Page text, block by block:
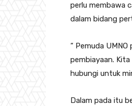
perlu membawa
dalam bidang
“ Pemuda
pembiayaan.
hubungi untuk
Dalam pada itu